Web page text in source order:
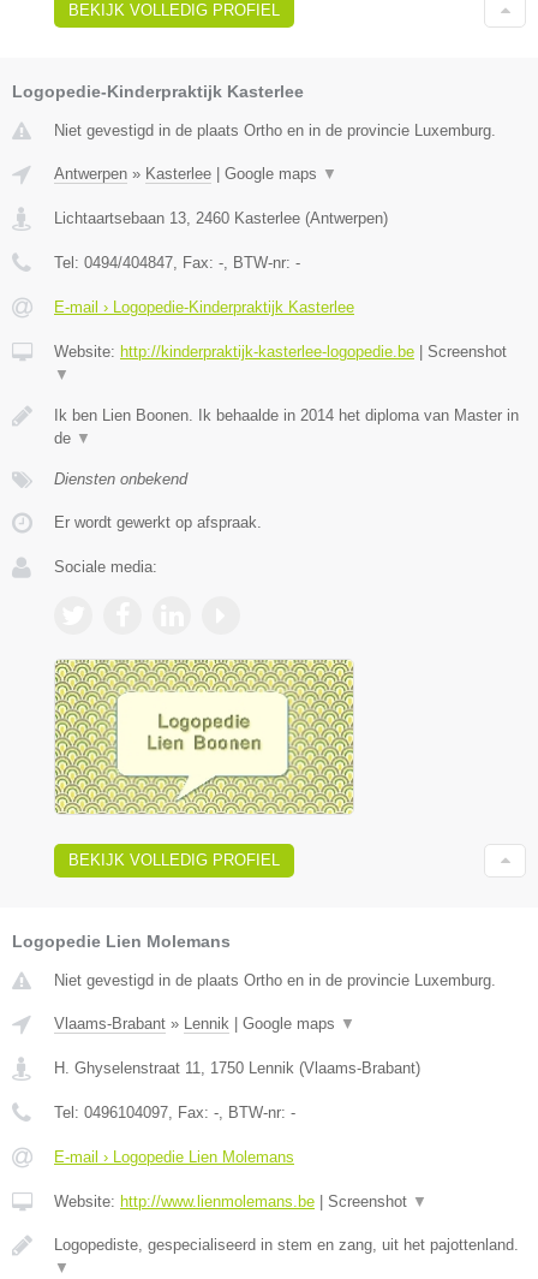
BEKIJK VOLLEDIG PROFIEL
Logopedie-Kinderpraktijk Kasterlee
Niet gevestigd in de plaats Ortho en in de provincie Luxemburg.
Antwerpen » Kasterlee Google maps ▼
Lichtaartsebaan 13, 2460 Kasterlee (Antwerpen)
Tel: 0494/404847, Fax: -, BTW-nr: -
E-mail › Logopedie-Kinderpraktijk Kasterlee
Website: http://kinderpraktijk-kasterlee-logopedie.be
Screenshot
▼
Ik ben Lien Boonen. Ik behaalde in 2014 het diploma van Master in
de ▼
Diensten onbekend
Er wordt gewerkt op afspraak.
Sociale media:
BEKIJK VOLLEDIG PROFIEL
Logopedie Lien Molemans
Niet gevestigd in de plaats Ortho en in de provincie Luxemburg.
Vlaams-Brabant » Lennik Google maps ▼
H. Ghyselenstraat 11, 1750 Lennik (Vlaams-Brabant)
Tel: 0496104097, Fax: -, BTW-nr: -
E-mail › Logopedie Lien Molemans
Website: http://www.lienmolemans.be Screenshot ▼
Logopediste, gespecialiseerd in stem en zang, uit het pajottenland.
▼